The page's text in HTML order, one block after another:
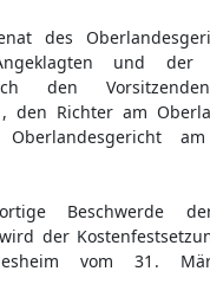
des
und der
den
den Richter am
Beschwerde
der
vom 31.